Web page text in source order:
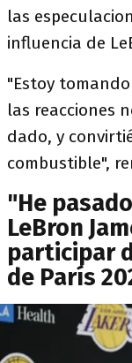
las
influencia de
"Estoy
las reacciones
dado, y
combustible",
"He
LeBron
participar
de París